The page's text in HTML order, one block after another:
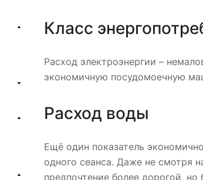
Класс
Расход электроэнергии –
экономичную посудомоечную
Расход воды
Ещё один показатель
одного сеанса. Даже не смотря
предпочтение более дорогой,